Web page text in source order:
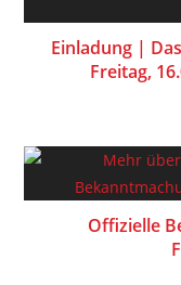
Einladung |
Freitag,
Offizielle